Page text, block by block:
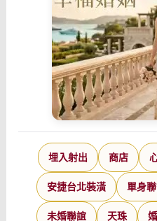
埋入射出 商店
安捷台北裝潢 單身
未婚聯誼 天珠